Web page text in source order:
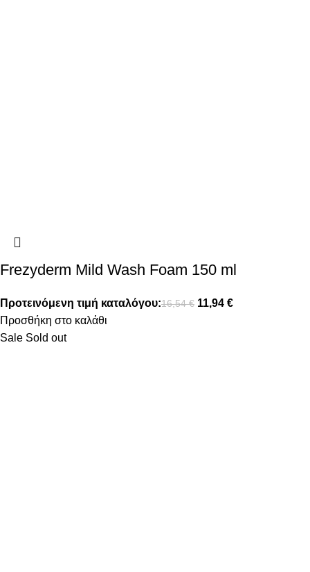
Frezyderm Mild Wash Foam 150 ml
Προτεινόμενη τιμή καταλόγου:16,54€ 11,94 €
Προσθήκη στο καλάθι
Sale Sold out